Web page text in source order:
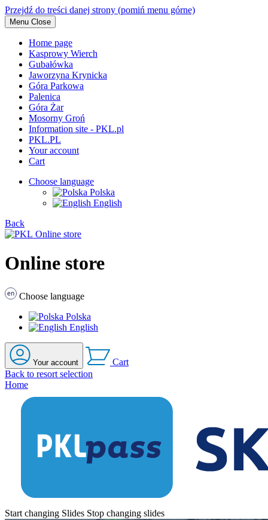
Przejdź do treści danej strony (pomiń menu górne)
Menu Close
Home page
Kasprowy Wierch
Gubałówka
Jaworzyna Krynicka
Góra Parkowa
Palenica
Góra Żar
Mosorny Groń
Information site - PKL.pl
PKL.PL
Your account
Cart
Choose language
Polska
English
Back
Online store
Online store
Choose language
Polska
English
Your account
Cart
Back to resort selection
Home
Start changing Slides Stop changing slides